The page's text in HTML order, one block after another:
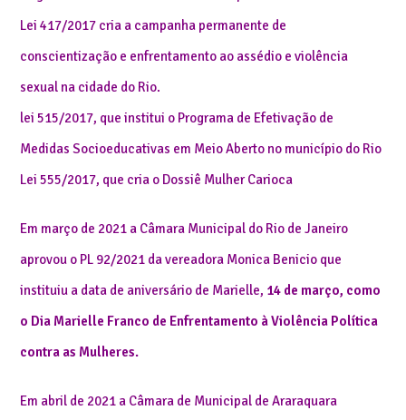
Lei 417/2017 cria a campanha permanente de
conscientização e enfrentamento ao assédio e violência
sexual na cidade do Rio.
lei 515/2017, que institui o Programa de Efetivação de
Medidas Socioeducativas em Meio Aberto no município do Rio
Lei 555/2017, que cria o Dossiê Mulher Carioca
Em março de 2021 a Câmara Municipal do Rio de Janeiro
aprovou o PL 92/2021 da vereadora Monica Benicio que
instituiu a data de aniversário de Marielle, 14 de março, como
o Dia Marielle Franco de Enfrentamento à Violência Política
contra as Mulheres.
Em abril de 2021 a Câmara de Municipal de Araraquara